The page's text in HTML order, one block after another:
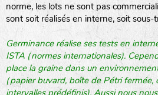
norme, les lots ne sont pas
sont soit réalisés en interne, soit sous-
Germinance réalise ses tests en
ISTA (normes internationales).
place la graine dans un
(papier buvard, boîte de Pétri fermée,
intervalles prédéfinis). Aussi nous